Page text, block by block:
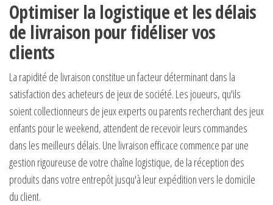
Optimiser la logistique et les délais
de livraison pour fidéliser vos
clients
La rapidité de livraison constitue un facteur déterminant dans la
satisfaction des acheteurs de jeux de société. Les joueurs, qu'ils
soient collectionneurs de jeux experts ou parents recherchant des jeux
enfants pour le weekend, attendent de recevoir leurs commandes
dans les meilleurs délais. Une livraison efficace commence par une
gestion rigoureuse de votre chaîne logistique, de la réception des
produits dans votre entrepôt jusqu'à leur expédition vers le domicile
du client.